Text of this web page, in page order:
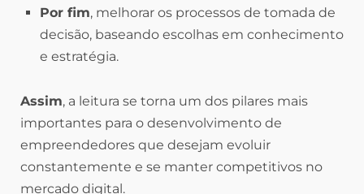
Por fim, melhorar os processos de tomada de
decisão, baseando escolhas em conhecimento
e estratégia.
Assim, a leitura se torna um dos pilares mais
importantes para o desenvolvimento de
empreendedores que desejam evoluir
constantemente e se manter competitivos no
mercado digital.